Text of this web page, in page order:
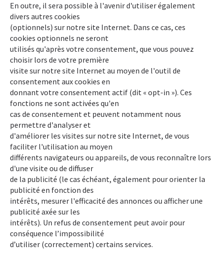
En outre, il sera possible à l'avenir d'utiliser également
divers autres cookies
(optionnels) sur notre site Internet. Dans ce cas, ces
cookies optionnels ne seront
utilisés qu'après votre consentement, que vous pouvez
choisir lors de votre première
visite sur notre site Internet au moyen de l'outil de
consentement aux cookies en
donnant votre consentement actif (dit « opt-in »). Ces
fonctions ne sont activées qu'en
cas de consentement et peuvent notamment nous
permettre d'analyser et
d'améliorer les visites sur notre site Internet, de vous
faciliter l'utilisation au moyen
différents navigateurs ou appareils, de vous reconnaître lors
d'une visite ou de diffuser
de la publicité (le cas échéant, également pour orienter la
publicité en fonction des
intérêts, mesurer l'efficacité des annonces ou afficher une
publicité axée sur les
intérêts). Un refus de consentement peut avoir pour
conséquence l’impossibilité
d’utiliser (correctement) certains services.